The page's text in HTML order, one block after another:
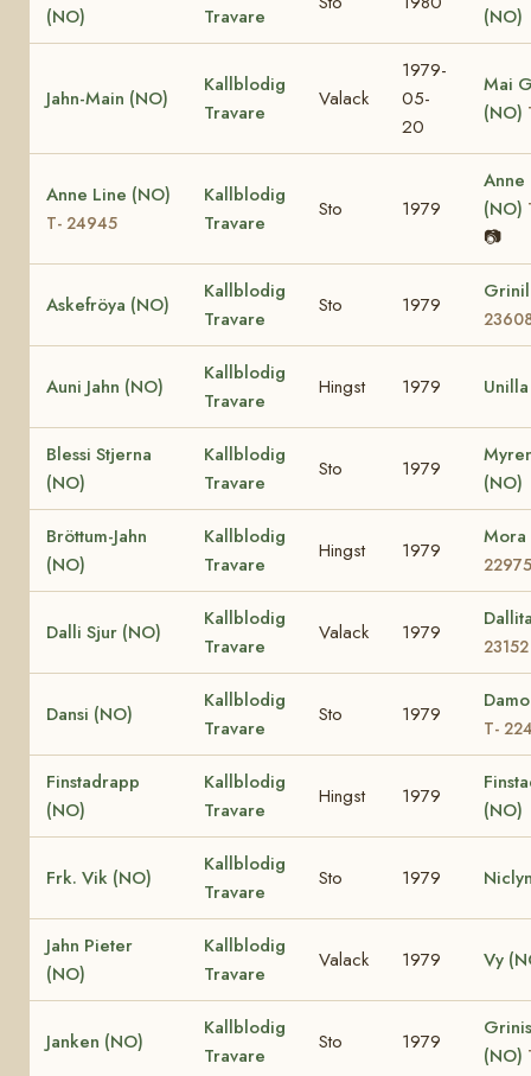
(NO)
Travare
(NO)
Jahn-Main (NO)
Kallblodig
Travare
Valack
1979-
05-
20
Mai
(NO)
Anne Line (NO)
T- 24945
Kallblodig
Travare
Sto 1979
Anne
(NO)
📷
Askefröya (NO)
Kallblodig
Travare
Sto 1979
Auni Jahn (NO)
Kallblodig
Travare
Hingst 1979
Blessi Stjerna
(NO)
Kallblodig
Travare
Sto 1979
(NO)
Bröttum-Jahn
(NO)
Kallblodig
Travare
Hingst 1979
22975
Dalli Sjur (NO)
Kallblodig
Travare
Valack 1979
23152
Dansi (NO)
Kallblodig
Travare
Sto 1979
T-
Finstadrapp
(NO)
Kallblodig
Travare
Hingst 1979
(NO)
Frk. Vik (NO)
Kallblodig
Travare
Sto 1979
Jahn Pieter
(NO)
Kallblodig
Travare
Valack 1979 Vy
Janken (NO)
Kallblodig
Travare
Sto 1979
(NO)